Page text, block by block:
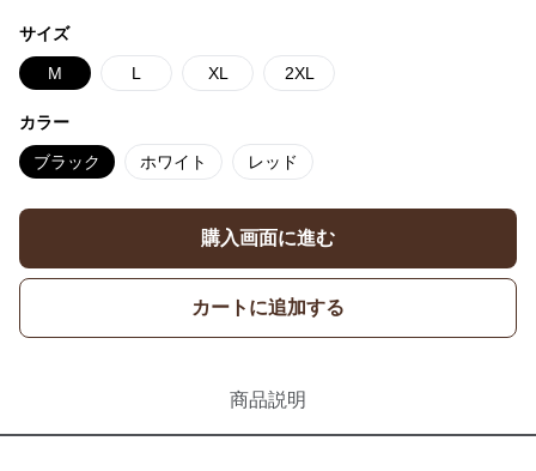
サイズ
M L XL 2XL
カラー
ブラック ホワイト レッド
購入画面に進む
カートに追加する
商品説明